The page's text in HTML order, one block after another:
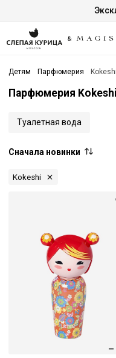
Детям Парфюмерия Kokeshi
Парфюмерия Kokeshi
Туалетная вода
Сначала новинки
Kokeshi